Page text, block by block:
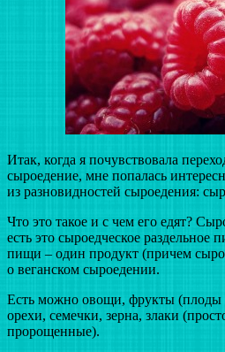
Итак, когда я почувствовала
сыроедение, мне попалась
из разновидностей сыроедения:
Что это такое и с чем его едят?
есть это сыроедческое раздельное
пищи – один продукт (причем
о веганском сыроедении.
Есть можно овощи, фрукты (плоды
орехи, семечки, зерна, злаки
пророщенные).